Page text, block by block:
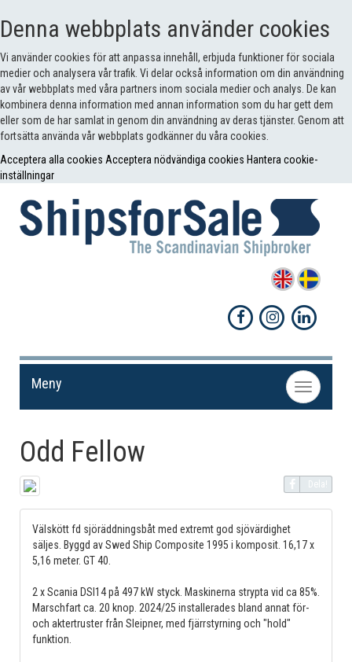
Denna webbplats använder cookies
Vi använder cookies för att anpassa innehåll, erbjuda funktioner för sociala
medier och analysera vår trafik. Vi delar också information om din användning
av vår webbplats med våra partners inom sociala medier och analys. De kan
kombinera denna information med annan information som du har gett dem
eller som de har samlat in genom din användning av deras tjänster. Genom att
fortsätta använda vår webbplats godkänner du våra cookies.
Acceptera alla cookies Acceptera nödvändiga cookies Hantera cookie-
inställningar
Toggle
navigation
Meny
Odd Fellow
Dela!
Välskött fd sjöräddningsbåt med extremt god sjövärdighet
säljes. Byggd av Swed Ship Composite 1995 i komposit. 16,17 x
5,16 meter. GT 40.
2 x Scania DSI14 på 497 kW styck. Maskinerna strypta vid ca 85%.
Marschfart ca. 20 knop. 2024/25 installerades bland annat för-
och aktertruster från Sleipner, med fjärrstyrning och "hold"
funktion.